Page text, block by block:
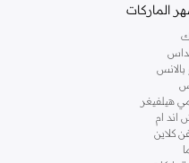
للأحذية والإكسسوارات العصرية ،تشتهر
، والكعب العالي الرسمي وشكلها مع
ملابسك ، ابحث عن الأحذية العادية
الدوام و ارتدي زوج من الكعوب الأنيقة
.
الشهيرة تشمل مجموعة مختارة من
الماركات
بالانس
هيلفيغر
اند ام
كلاين